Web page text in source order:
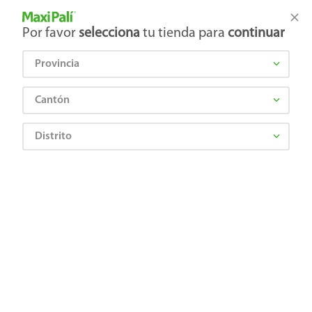
Tienda Maxi Palí
Por favor selecciona tu tienda para continuar
Provincia
Cantón
Distrito